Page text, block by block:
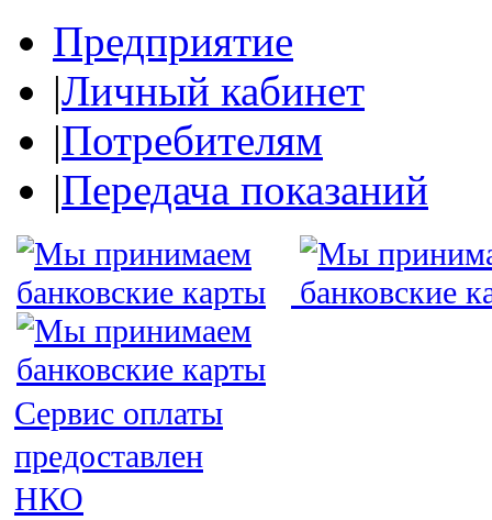
Предприятие
|Личный кабинет
|Потребителям
|Передача показаний
Сервис оплаты
предоставлен
НКО